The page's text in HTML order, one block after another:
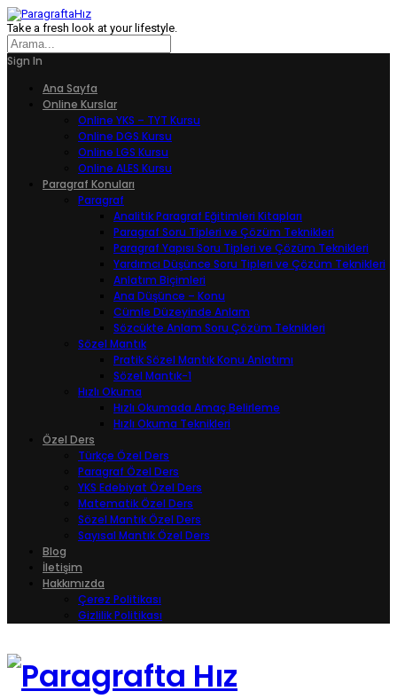
Take a fresh look at your lifestyle.
Sign In
Ana Sayfa
Online Kurslar
Online YKS – TYT Kursu
Online DGS Kursu
Online LGS Kursu
Online ALES Kursu
Paragraf Konuları
Paragraf
Analitik Paragraf Eğitimleri Kitapları
Paragraf Soru Tipleri ve Çözüm Teknikleri
Paragraf Yapısı Soru Tipleri ve Çözüm Teknikleri
Yardımcı Düşünce Soru Tipleri ve Çözüm Teknikleri
Anlatım Biçimleri
Ana Düşünce – Konu
Cümle Düzeyinde Anlam
Sözcükte Anlam Soru Çözüm Teknikleri
Sözel Mantık
Pratik Sözel Mantık Konu Anlatımı
Sözel Mantık-1
Hızlı Okuma
Hızlı Okumada Amaç Belirleme
Hızlı Okuma Teknikleri
Özel Ders
Türkçe Özel Ders
Paragraf Özel Ders
YKS Edebiyat Özel Ders
Matematik Özel Ders
Sözel Mantık Özel Ders
Sayısal Mantık Özel Ders
Blog
İletişim
Hakkımızda
Çerez Politikası
Gizlilik Politikası